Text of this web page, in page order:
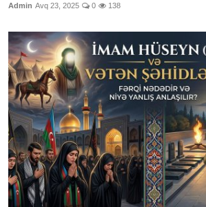
Admin Avq 23, 2025 0 138